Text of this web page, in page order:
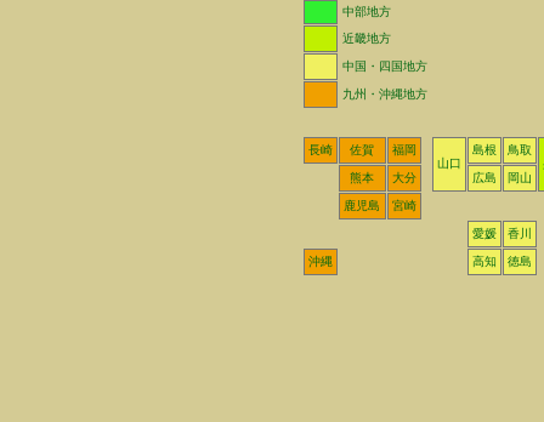
中部地方
近畿地方
中国・四国地方
九州・沖縄地方
長崎 佐賀
福岡
山口
島根
鳥取
熊本
大分 広島 岡山
鹿児島 宮崎
愛媛 香川
沖縄 高知 徳島